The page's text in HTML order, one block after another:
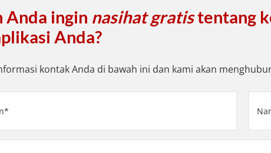
Anda ingin nasihat gratistentang
Anda?
kontak Anda di bawah ini dan kami akan